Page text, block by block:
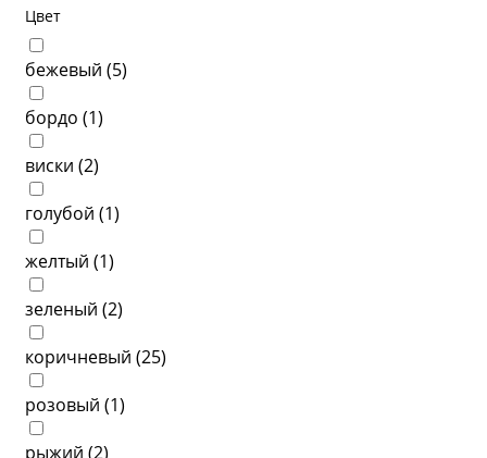
Цвет
бежевый (5)
бордо (1)
виски (2)
голубой (1)
желтый (1)
зеленый (2)
коричневый (25)
розовый (1)
рыжий (2)